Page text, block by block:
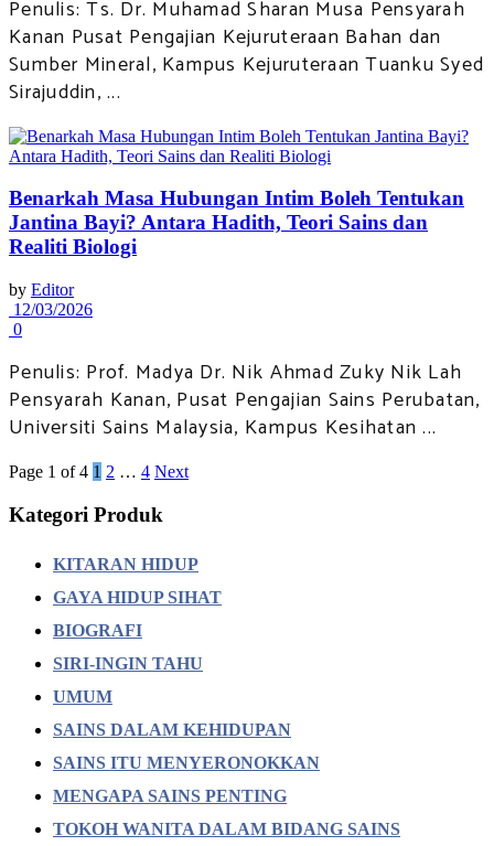
Penulis: Ts. Dr. Muhamad Sharan Musa Pensyarah
Kanan Pusat Pengajian Kejuruteraan Bahan dan
Sumber Mineral, Kampus Kejuruteraan Tuanku Syed
Sirajuddin, ...
Benarkah Masa Hubungan Intim Boleh Tentukan
Jantina Bayi? Antara Hadith, Teori Sains dan
Realiti Biologi
by Editor
12/03/2026
0
Penulis: Prof. Madya Dr. Nik Ahmad Zuky Nik Lah
Pensyarah Kanan, Pusat Pengajian Sains Perubatan,
Universiti Sains Malaysia, Kampus Kesihatan ...
Page 1 of 4 1 2 … 4 Next
Kategori Produk
KITARAN HIDUP
GAYA HIDUP SIHAT
BIOGRAFI
SIRI-INGIN TAHU
UMUM
SAINS DALAM KEHIDUPAN
SAINS ITU MENYERONOKKAN
MENGAPA SAINS PENTING
TOKOH WANITA DALAM BIDANG SAINS